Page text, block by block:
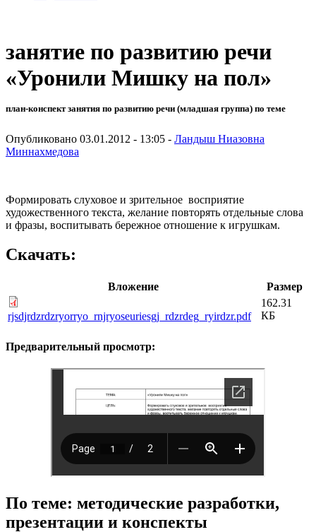
занятие по развитию речи
«Уронили Мишку на пол»
план-конспект занятия по развитию речи (младшая группа) по теме
Опубликовано 03.01.2012 - 13:05 - Ландыш Ниазовна
Миннахмедова
Формировать слуховое и зрительное восприятие
художественного текста, желание повторять отдельные слова
и фразы, воспитывать бережное отношение к игрушкам.
Скачать:
Вложение Размер
rjsdjrdzrdzryorryo_rnjryoseuriesgj_rdzrdeg_ryirdzr.pdf
162.31
КБ
Предварительный просмотр:
По теме: методические разработки,
презентации и конспекты